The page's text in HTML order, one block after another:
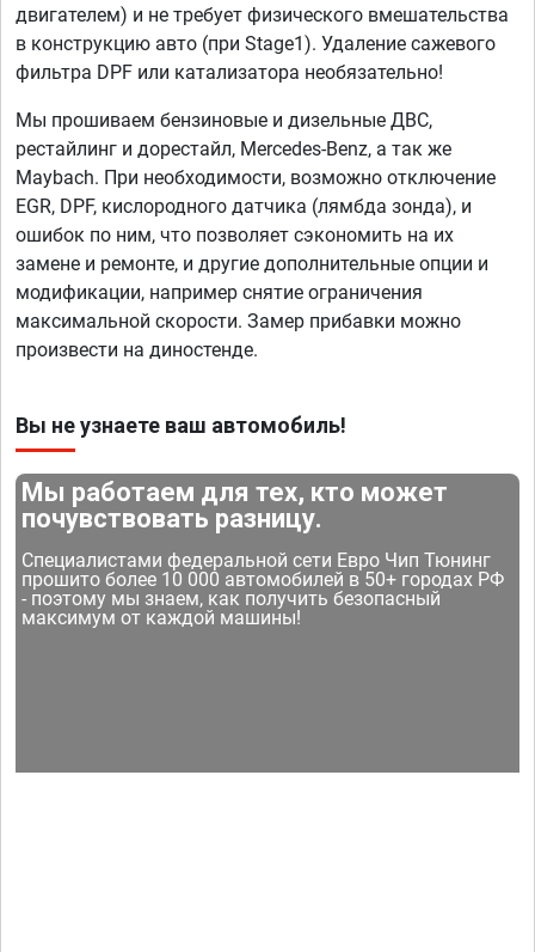
двигателем) и не требует физического вмешательства
в конструкцию авто (при Stage1). Удаление сажевого
фильтра DPF или катализатора необязательно!
Мы прошиваем бензиновые и дизельные ДВС,
рестайлинг и дорестайл, Mercedes-Benz, а так же
Maybach. При необходимости, возможно отключение
EGR, DPF, кислородного датчика (лямбда зонда), и
ошибок по ним, что позволяет сэкономить на их
замене и ремонте, и другие дополнительные опции и
модификации, например снятие ограничения
максимальной скорости. Замер прибавки можно
произвести на диностенде.
Вы не узнаете ваш автомобиль!
Мы работаем для тех, кто может
почувствовать разницу.
Специалистами федеральной сети Евро Чип Тюнинг
прошито более 10 000 автомобилей в 50+ городах РФ
- поэтому мы знаем, как получить безопасный
максимум от каждой машины!